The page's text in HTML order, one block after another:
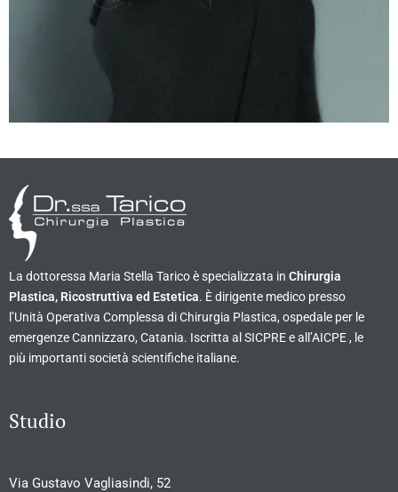
La dottoressa Maria Stella Tarico è specializzata in Chirurgia
Plastica, Ricostruttiva ed Estetica. È dirigente medico presso
l’Unità Operativa Complessa di Chirurgia Plastica, ospedale per le
emergenze Cannizzaro, Catania. Iscritta al SICPRE e all’AICPE , le
più importanti società scientifiche italiane.
Studio
Via Gustavo Vagliasindi, 52